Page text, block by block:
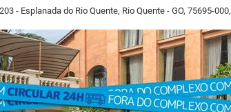
- Esplanada do Rio Quente, Rio Quente - GO, 75695-000,